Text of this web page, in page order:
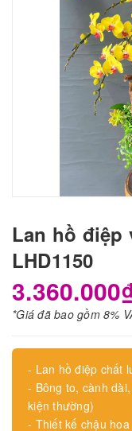
Lan hồ điệp
LHD1150
*Giá đã bao gồm 8%
- Lan hồ điệp chất
- Bông to, cành
kiện thường)
- Thiết kế chậu